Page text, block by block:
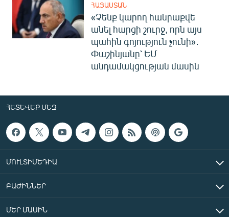
ՀԱՅԱՍՏԱՆ
«Չենք կարող հանրաքվե
անել հարցի շուրջ, որն այս
պահին գոյություն չունի»․
Փաշինյանը՝ ԵՄ
անդամակցության մասին
ՀԵՏԵՎԵՔ ՄԵԶ
ՄՈՒԼՏԻՄԵԴԻԱ
ԲԱԺԻՆՆԵՐ
ՄԵՐ ՄԱՍԻՆ